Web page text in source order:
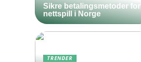
Sikre betalingsmetoder for
nettspill i Norge
TRENDER